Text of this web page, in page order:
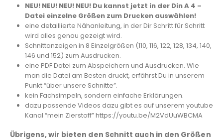
NEU! NEU! NEU! NEU! Du kannst jetzt in der Din A 4 –
Datei einzelne Größen zum Drucken auswählen!
eine detaillierte Nähanleitung, in der Dir Schritt für Schritt
wird alles genau gezeigt wird.
Schnittanzeigen in 8 Einzelgrößen (110, 116, 122, 128, 134, 140,
146 und 152) zum Ausdrucken.
eine PDF Datei zum Abspeichern und Ausdrucken. Wie
man die Datei am Besten druckt, erfährst Du in unserem
Punkt “über unsere Schnitte”.
kein Fachsimpeln, sondern einfache Erklärungen.
dazu passende Videos dazu gibt es auf unserem youtube
Kanal “mein Zierstoff” https://youtu.be/M2VdUuWBCMA
Übrigens, wir bieten den Schnitt auch in den Größen